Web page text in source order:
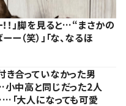
！」脚を見ると…“まさかの
（笑）」「な、なるほ
き合っていなかった男
中高と同じだった2人
大人になっても可愛